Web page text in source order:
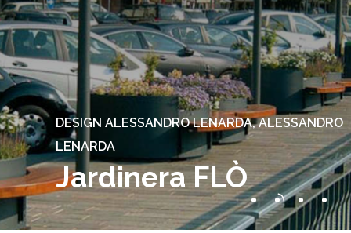
DESIGN ALESSANDRO LENARDA, ALESSANDRO
LENARDA
Jardinera FLÒ